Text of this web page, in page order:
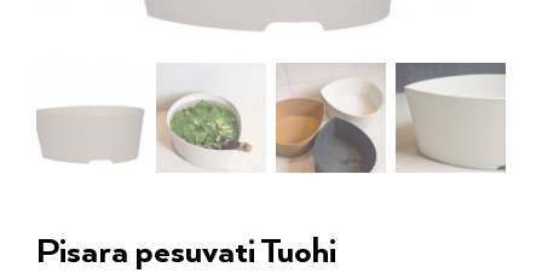
Pisara pesuvati Tuohi